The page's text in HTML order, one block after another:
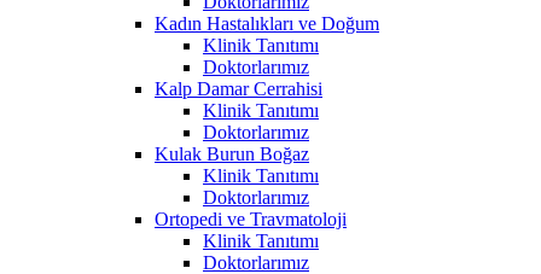
Kadın Hastalıkları ve Doğum
Klinik Tanıtımı
Doktorlarımız
Kalp Damar Cerrahisi
Klinik Tanıtımı
Doktorlarımız
Kulak Burun Boğaz
Klinik Tanıtımı
Doktorlarımız
Ortopedi ve Travmatoloji
Klinik Tanıtımı
Doktorlarımız